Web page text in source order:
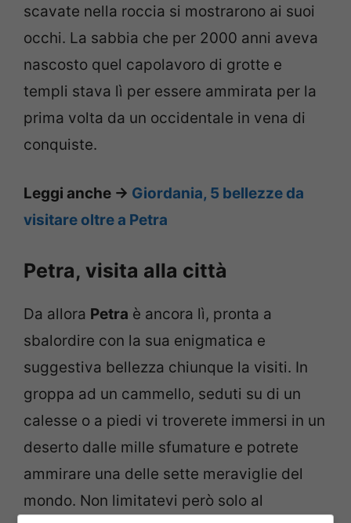
scavate nella roccia si mostrarono ai suoi
occhi. La sabbia che per 2000 anni aveva
nascosto quel capolavoro di grotte e
templi stava lì per essere ammirata per la
prima volta da un occidentale in vena di
conquiste.
Leggi anche -> Giordania, 5 bellezze da
visitare oltre a Petra
Petra, visita alla città
Da allora Petra è ancora lì, pronta a
sbalordire con la sua enigmatica e
suggestiva bellezza chiunque la visiti. In
groppa ad un cammello, seduti su di un
calesse o a piedi vi troverete immersi in un
deserto dalle mille sfumature e potrete
ammirare una delle sette meraviglie del
mondo. Non limitatevi però solo al